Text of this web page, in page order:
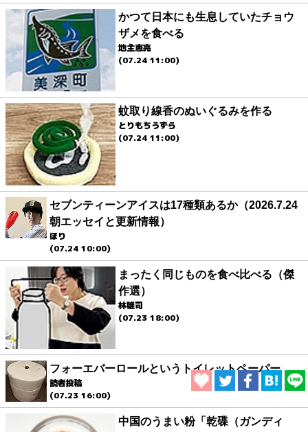
かつて日本にも生息していたチョウ
ザメを食べる
地主恵亮
(07.24 11:00)
蚊取り線香のぬいぐるみを作る
とりもちうずら
(07.24 11:00)
セブンティーンアイスは17種類あるか（2026.7.24
朝エッセイと更新情報）
ほり
(07.24 10:00)
まったく同じものを食べ比べる（傑
作選）
林雄司
(07.23 18:00)
フォーエバーロールというトイレットペーパー
読者投稿
(07.23 16:00)
中国のうまい粉「乾碟（ガンディ